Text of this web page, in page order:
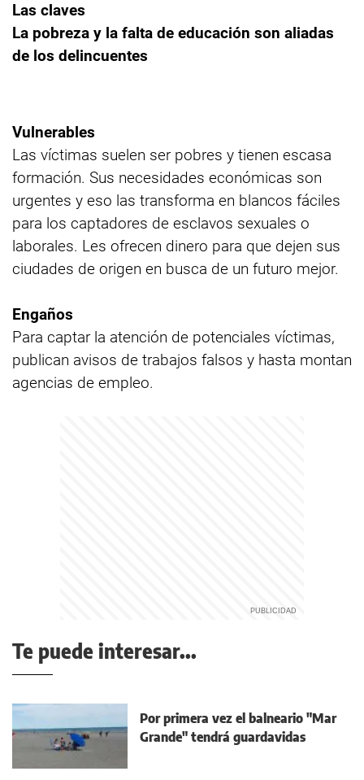
Las claves
La pobreza y la falta de educación son aliadas
de los delincuentes
Vulnerables
Las víctimas suelen ser pobres y tienen escasa
formación. Sus necesidades económicas son
urgentes y eso las transforma en blancos fáciles
para los captadores de esclavos sexuales o
laborales. Les ofrecen dinero para que dejen sus
ciudades de origen en busca de un futuro mejor.
Engaños
Para captar la atención de potenciales víctimas,
publican avisos de trabajos falsos y hasta montan
agencias de empleo.
Te puede interesar...
Por primera vez el balneario "Mar
Grande" tendrá guardavidas